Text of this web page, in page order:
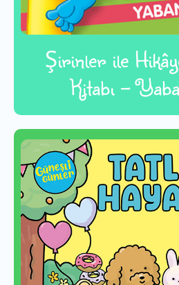
Şirinler ile
Kitabı -